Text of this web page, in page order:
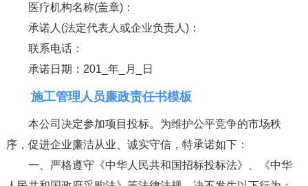
医疗机构名称(盖章)：
承诺人(法定代表人或企业负责人)：
联系电话：
承诺日期：201_年_月_日
施工管理人员廉政责任书模板
本公司决定参加项目投标。为维护公平竞争的市场秩
序，促进企业廉洁从业、诚实守信，特承诺如下：
一、严格遵守《中华人民共和国招标投标法》、《中华